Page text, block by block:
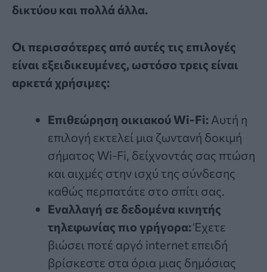
δικτύου και πολλά άλλα.
Οι περισσότερες από αυτές τις επιλογές
είναι εξειδικευμένες, ωστόσο τρεις είναι
αρκετά χρήσιμες:
Επιθεώρηση οικιακού Wi-Fi: Αυτή η
επιλογή εκτελεί μια ζωντανή δοκιμή
σήματος Wi-Fi, δείχνοντάς σας πτώση
και αιχμές στην ισχύ της σύνδεσης
καθώς περπατάτε στο σπίτι σας.
Εναλλαγή σε δεδομένα κινητής
τηλεφωνίας πιο γρήγορα:Έχετε
βιώσει ποτέ αργό internet επειδή
βρίσκεστε στα όρια μιας δημόσιας